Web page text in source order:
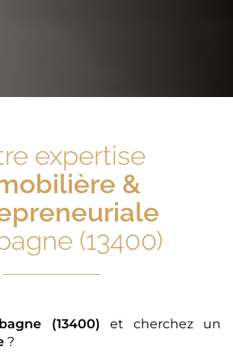
expertise
&
(13400)
(13400) et cherchez un
?